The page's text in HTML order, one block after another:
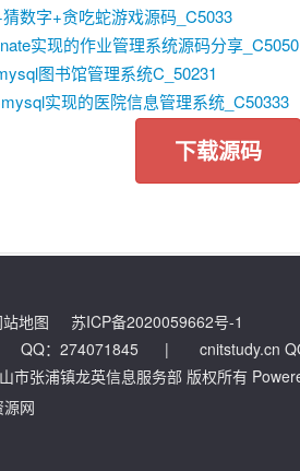
数字+贪吃蛇游戏源码_C5033
实现的作业管理系统源码分享_C5050
图书馆管理系统C_50231
实现的医院信息管理系统_C50333
下载源码
站地图
苏ICP备2020059662号-1
QQ：274071845
|
cnitstudy.cn
市张浦镇龙英信息服务部 版权所有
网